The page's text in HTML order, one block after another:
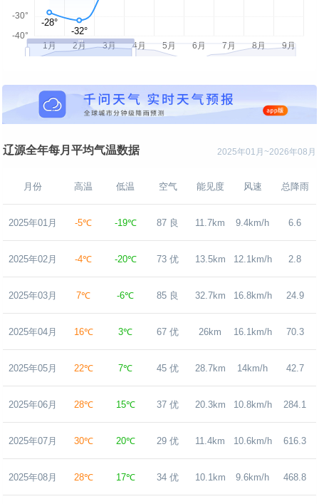
2025年01月~2026年08月
辽源全年每月平均气温数据
月份 高温 低温 空气 能见度 风速 总降雨
2025年01月 -5℃ -19℃ 87 良 11.7km 9.4km/h 6.6
2025年02月 -4℃ -20℃ 73 优 13.5km 12.1km/h 2.8
2025年03月 7℃ -6℃ 85 良 32.7km 16.8km/h 24.9
2025年04月 16℃ 3℃ 67 优 26km 16.1km/h 70.3
2025年05月 22℃ 7℃ 45 优 28.7km 14km/h 42.7
2025年06月 28℃ 15℃ 37 优 20.3km 10.8km/h 284.1
2025年07月 30℃ 20℃ 29 优 11.4km 10.6km/h 616.3
2025年08月 28℃ 17℃ 34 优 10.1km 9.6km/h 468.8